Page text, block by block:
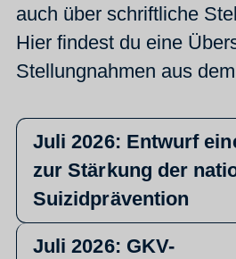
auch über schriftliche
Hier findest du eine
Stellungnahmen aus
Juli 2026: Entwurf
zur Stärkung der
Suizidprävention
Juli 2026: GKV-